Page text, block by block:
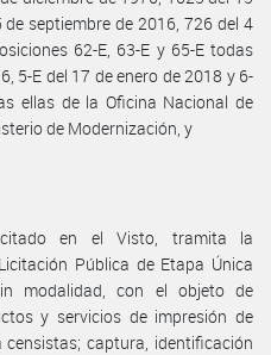
septiembre de 2016, 726 del 4
62-E, 63-E y 65-E todas
5-E del 17 de enero de 2018 y 6-
ellas de la Oficina Nacional de
de Modernización, y
en el Visto, tramita la
Pública de Etapa Única
modalidad, con el objeto de
y servicios de impresión de
captura, identificación